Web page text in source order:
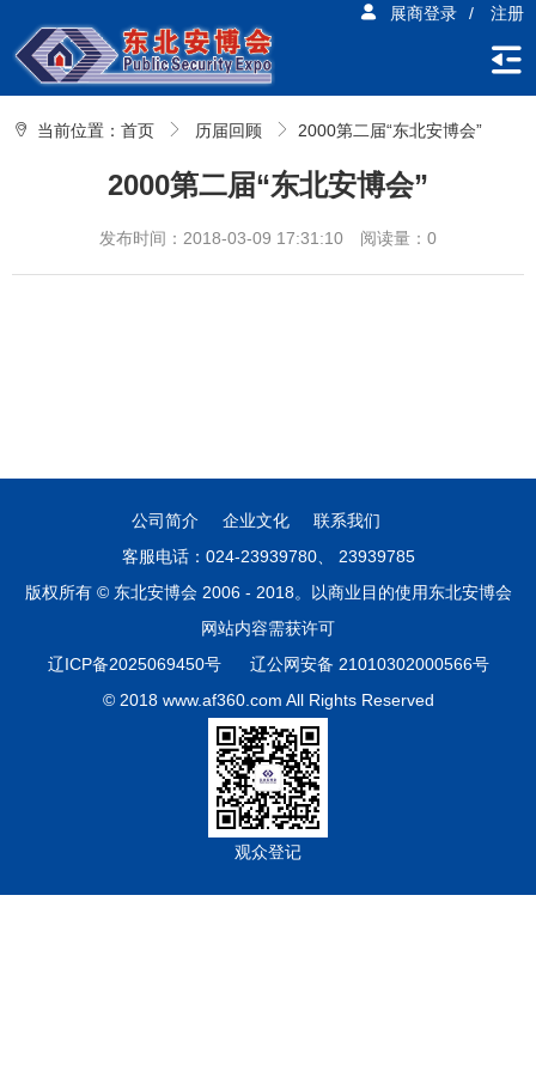
展商登录 / 注册
当前位置： 首页 历届回顾 2000第二届“东北安博会”
2000第二届“东北安博会”
发布时间：2018-03-09 17:31:10 阅读量：0
公司简介 企业文化
联系我们
客服电话：024-23939780、 23939785
版权所有 © 东北安博会 2006 - 2018。以商业目的使用东北安博会
网站内容需获许可
辽ICP备2025069450号
辽公网安备 21010302000566号
© 2018 www.af360.com All Rights Reserved
观众登记